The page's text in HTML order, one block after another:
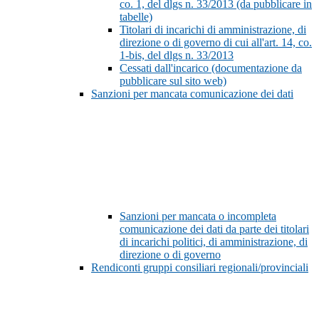
co. 1, del dlgs n. 33/2013 (da pubblicare in
tabelle)
Titolari di incarichi di amministrazione, di
direzione o di governo di cui all'art. 14, co.
1-bis, del dlgs n. 33/2013
Cessati dall'incarico (documentazione da
pubblicare sul sito web)
Sanzioni per mancata comunicazione dei dati
Sanzioni per mancata o incompleta
comunicazione dei dati da parte dei titolari
di incarichi politici, di amministrazione, di
direzione o di governo
Rendiconti gruppi consiliari regionali/provinciali